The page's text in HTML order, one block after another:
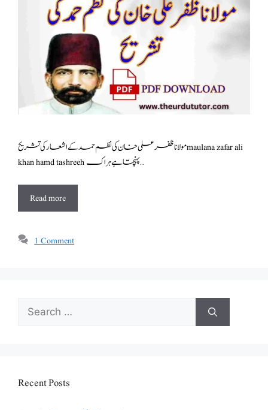
مولانا ظفر علی خان کی نظم حمد کے اشعار کی تشریح maulana zafar ali
khan hamd tashreeh پہنچتا ہے ہراک …
Read more
1 Comment
Search
for:
Recent Posts